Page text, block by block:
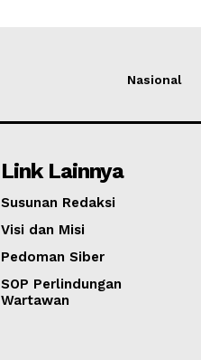
Nasional
Link Lainnya
Susunan Redaksi
Visi dan Misi
Pedoman Siber
SOP Perlindungan
Wartawan